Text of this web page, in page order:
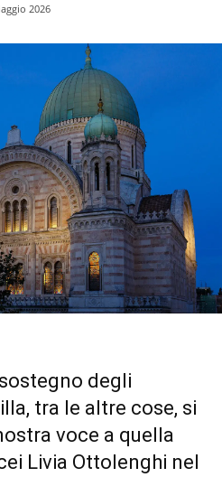
2026
degli
tra le altre cose, si
voce a quella
Livia Ottolenghi nel